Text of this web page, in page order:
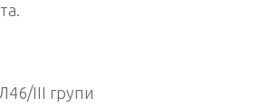
ІІІ групи